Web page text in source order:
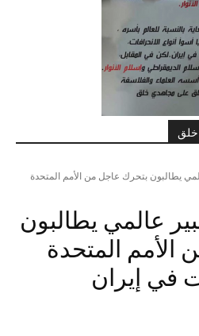
خلق
خبير عالمي يطالبون بتحرك عاجل من الأمم المتحدة
من 300 خبير عالمي يطالبون
المتحدة
في إيران